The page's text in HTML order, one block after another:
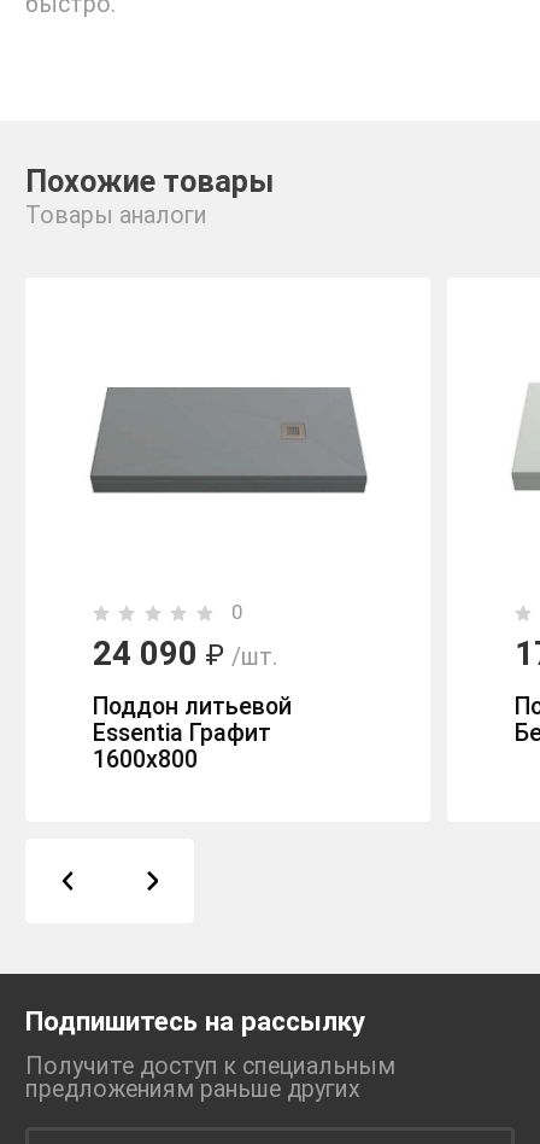
Похожие товары
Товары аналоги
0
24 090 ₽ /шт.
Поддон литьевой
Essentia Графит
1600х800
Подпишитесь на рассылку
Получите доступ к специальным
предложениям раньше других